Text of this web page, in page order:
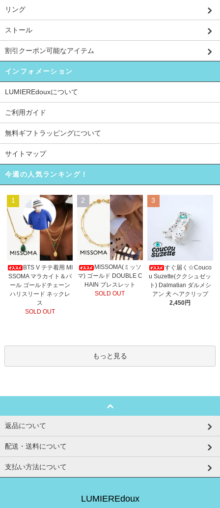
リング
ストール
割引クーポン可能なアイテム
インフォメーション
LUMIEREdouxについて
ご利用ガイド
無料ギフトラッピングについて
サイトマップ
今週の人気ランキング！
1
BTS V テテ着用 MI
SSOMA マラカイト＆パ
ール ゴールドチェーン
ハリスリード ネックレ
ス
SOLD OUT
2
MISSOMA(ミッソ
マ) ゴールド DOUBLE C
HAIN ブレスレット
SOLD OUT
3
すぐ届く☆Couco
u Suzette(ククシュゼッ
ト) Dalmatian ダルメシ
アン 犬 ヘアクリップ
2,450円
もっと見る
返品について
配送・送料について
支払い方法について
LUMIEREdoux